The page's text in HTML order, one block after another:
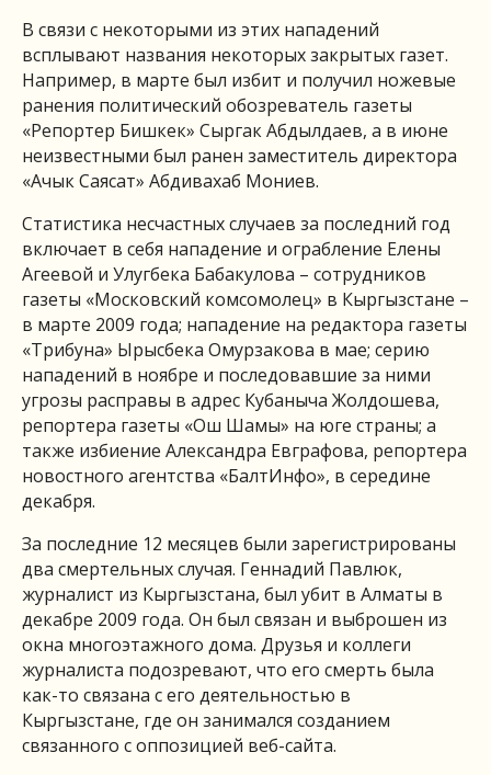
В связи с некоторыми из этих нападений
всплывают названия некоторых закрытых газет.
Например, в марте был избит и получил ножевые
ранения политический обозреватель газеты
«Репортер Бишкек» Сыргак Абдылдаев, а в июне
неизвестными был ранен заместитель директора
«Ачык Саясат» Абдивахаб Мониев.
Статистика несчастных случаев за последний год
включает в себя нападение и ограбление Елены
Агеевой и Улугбека Бабакулова – сотрудников
газеты «Московский комсомолец» в Кыргызстане –
в марте 2009 года; нападение на редактора газеты
«Трибуна» Ырысбека Омурзакова в мае; серию
нападений в ноябре и последовавшие за ними
угрозы расправы в адрес Кубаныча Жолдошева,
репортера газеты «Ош Шамы» на юге страны; а
также избиение Александра Евграфова, репортера
новостного агентства «БалтИнфо», в середине
декабря.
За последние 12 месяцев были зарегистрированы
два смертельных случая. Геннадий Павлюк,
журналист из Кыргызстана, был убит в Алматы в
декабре 2009 года. Он был связан и выброшен из
окна многоэтажного дома. Друзья и коллеги
журналиста подозревают, что его смерть была
как-то связана с его деятельностью в
Кыргызстане, где он занимался созданием
связанного с оппозицией веб-сайта.